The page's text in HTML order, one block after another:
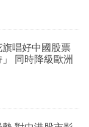
旗唱好中國股票
同時降級歐洲